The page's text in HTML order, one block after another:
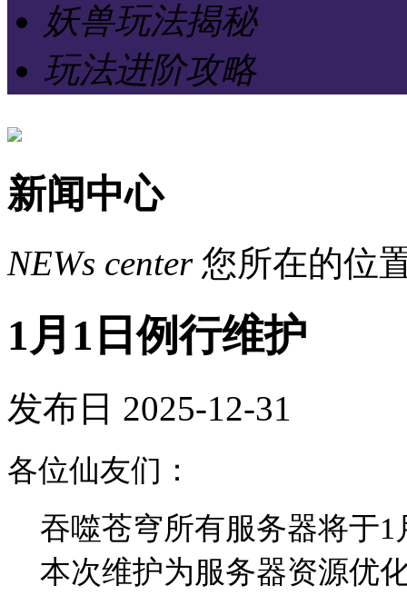
妖兽玩法揭秘
玩法进阶攻略
新闻中心
NEWs center 您所在的位
1月1日例行维护
发布日 2025-12-31
各位仙友们：
吞噬苍穹所有服务器将于1
本次维护为服务器资源优